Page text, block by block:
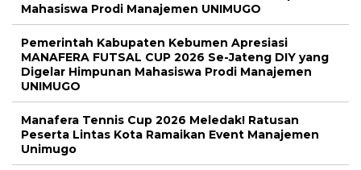
Mahasiswa Prodi Manajemen UNIMUGO
Pemerintah Kabupaten Kebumen Apresiasi
MANAFERA FUTSAL CUP 2026 Se-Jateng DIY yang
Digelar Himpunan Mahasiswa Prodi Manajemen
UNIMUGO
Manafera Tennis Cup 2026 Meledak! Ratusan
Peserta Lintas Kota Ramaikan Event Manajemen
Unimugo